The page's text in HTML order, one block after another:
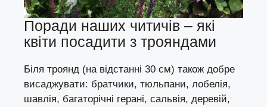
Поради наших читичів – які
квіти посадити з трояндами
Біля троянд (на відстанні 30 см) також добре
висаджувати: братчики, тюльпани, лобелія,
шавлія, багаторічні герані, сальвія, деревій,